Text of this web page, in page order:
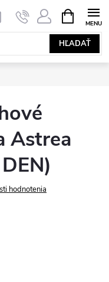
HĽADAŤ
KOŠÍK
Astrea
hodnotenia